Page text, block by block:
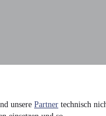
unsere Partner technisch